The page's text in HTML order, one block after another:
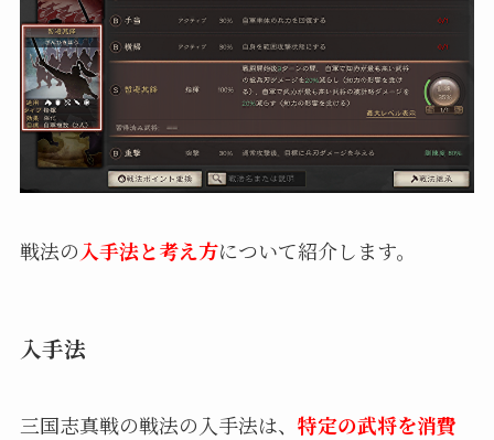
戦法の入手法と考え方について紹介します。
入手法
三国志真戦の戦法の入手法は、 特定の武将を消費